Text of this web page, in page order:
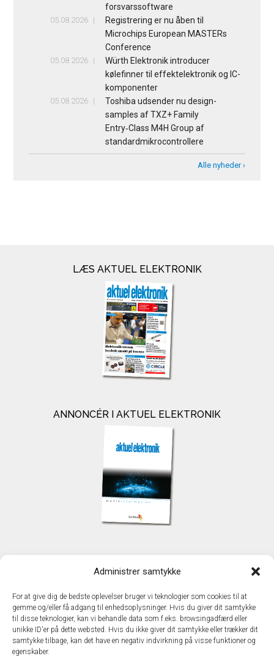
Administrer samtykke
For at give dig de bedste oplevelser bruger vi teknologier som cookies til at
gemme og/eller få adgang til enhedsoplysninger. Hvis du giver dit samtykke
til disse teknologier, kan vi behandle data som f.eks. browsingadfærd eller
unikke ID'er på dette websted. Hvis du ikke giver dit samtykke eller trækker dit
samtykke tilbage, kan det have en negativ indvirkning på visse funktioner og
egenskaber.
forsvarssoftware
05.08.2026
Registrering er nu åben til
Microchips European MASTERs
Conference
05.08.2026
Würth Elektronik introducer
kølefinner til effektelektronik og IC-
komponenter
05.08.2026
Toshiba udsender nu design-
samples af TXZ+ Family
Entry‑Class M4H Group af
standardmikrocontrollere
Alle nyheder ›
LÆS AKTUEL ELEKTRONIK
ANNONCÉR I AKTUEL ELEKTRONIK
TechMedia A/S
DK - 2600 Glostrup
www.techmedia.dk
Telefon: +45 43 24 26 28
E-mail:info@techmedia.dk